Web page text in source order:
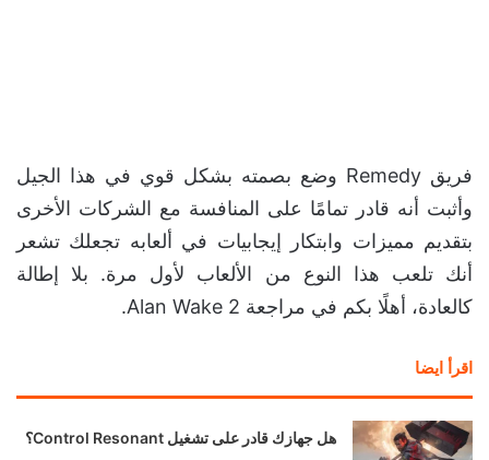
فريق Remedy وضع بصمته بشكل قوي في هذا الجيل
وأثبت أنه قادر تمامًا على المنافسة مع الشركات الأخرى
بتقديم مميزات وابتكار إيجابيات في ألعابه تجعلك تشعر
أنك تلعب هذا النوع من الألعاب لأول مرة. بلا إطالة
كالعادة، أهلًا بكم في مراجعة Alan Wake 2.
اقرأ ايضا
هل جهازك قادر على تشغيل Control Resonant؟